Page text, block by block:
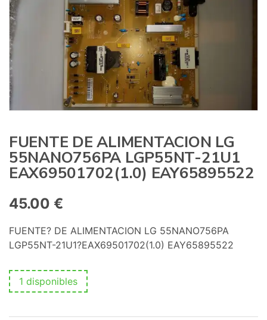
FUENTE DE ALIMENTACION LG
55NANO756PA LGP55NT-21U1
EAX69501702(1.0) EAY65895522
45.00 €
FUENTE? DE ALIMENTACION LG 55NANO756PA
LGP55NT-21U1?EAX69501702(1.0) EAY65895522
1 disponibles